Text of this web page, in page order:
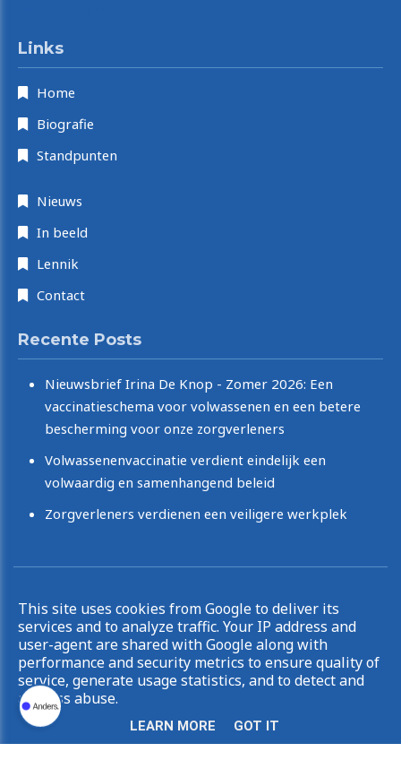
Links
Home
Biografie
Standpunten
Nieuws
In beeld
Lennik
Contact
Recente Posts
Nieuwsbrief Irina De Knop - Zomer 2026: Een
vaccinatieschema voor volwassenen en een betere
bescherming voor onze zorgverleners
Volwassenenvaccinatie verdient eindelijk een
volwaardig en samenhangend beleid
Zorgverleners verdienen een veiligere werkplek
Privacy & Cookies | UP-TO-DATE WebDesign
This site uses cookies from Google to deliver its
services and to analyze traffic. Your IP address and
user-agent are shared with Google along with
performance and security metrics to ensure quality of
service, generate usage statistics, and to detect and
address abuse.
LEARN MORE GOT IT